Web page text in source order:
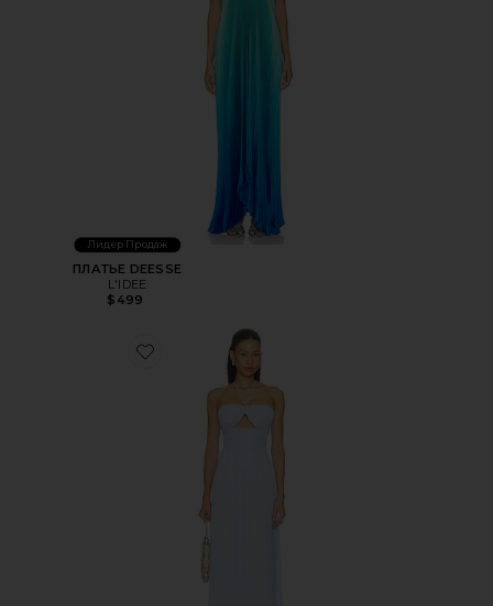
Лидер Продаж
ПЛАТЬЕ DEESSE
L'IDEE
$499
Favorite ВЕЧЕРНЕЕ ПЛАТЬЕ DELILAH